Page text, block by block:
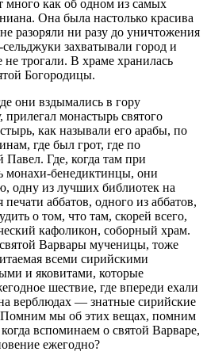
как об одном из самых
Она была настолько красива
разоряли ни разу до уничтожения
захватывали город и
не трогали. В храме хранилась
Богородицы.
они вздымались в гору
монастырь святого
как называли его арабы, по
где был грот, где по
Где, когда там при
монахи-бенедиктинцы, они
одну из лучших библиотек на
аббатов, одного из аббатов,
о том, что там, скорей всего,
кафоликон, соборный храм.
Варвары мученицы, тоже
всеми сирийскими
и яковитами, которые
шествие, где впереди ехали
верблюдах — знатные сирийские
мы об этих вещах, помним
вспоминаем о святой Варваре,
ежегодно?